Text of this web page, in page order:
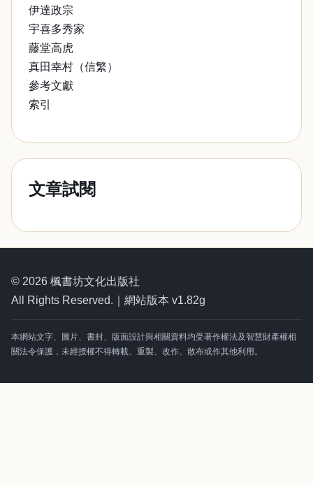
伊達政宗
宇喜多秀家
藤堂高虎
真田幸村（信繁）
參考文獻
索引
文章試閱
© 2026 楓書坊文化出版社
All Rights Reserved.｜網站版本 v1.82g
本網站文字、圖片、書封、版面設計與相關資料均受著作權法及智慧財產權相
關法令保護，未經授權不得轉載、重製、改作、散布或作其他利用。